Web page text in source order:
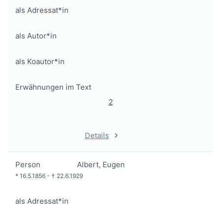
als Adressat*in
als Autor*in
als Koautor*in
Erwähnungen im Text
2
Details
Person Albert, Eugen
* 16.5.1856 - † 22.6.1929
als Adressat*in